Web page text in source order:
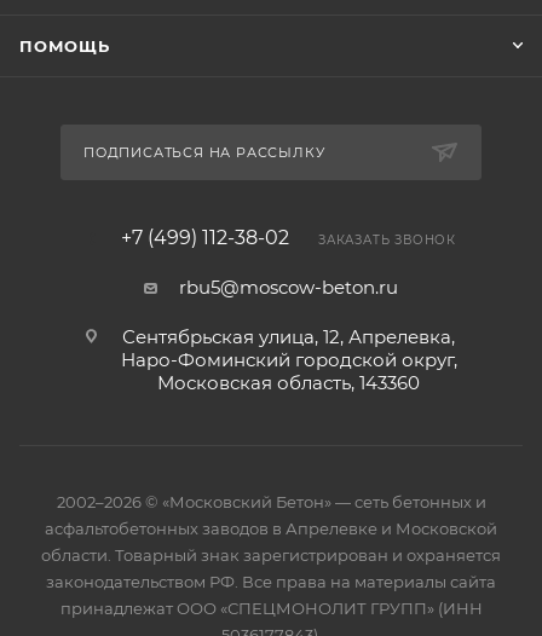
ПОМОЩЬ
ПОДПИСАТЬСЯ НА РАССЫЛКУ
+7 (499) 112-38-02 ЗАКАЗАТЬ ЗВОНОК
rbu5@moscow-beton.ru
Сентябрьская улица, 12, Апрелевка,
Наро-Фоминский городской округ,
Московская область, 143360
2002–2026 © «Московский Бетон» — сеть бетонных и
асфальтобетонных заводов в Апрелевке и Московской
области. Товарный знак зарегистрирован и охраняется
законодательством РФ. Все права на материалы сайта
принадлежат ООО «СПЕЦМОНОЛИТ ГРУПП» (ИНН